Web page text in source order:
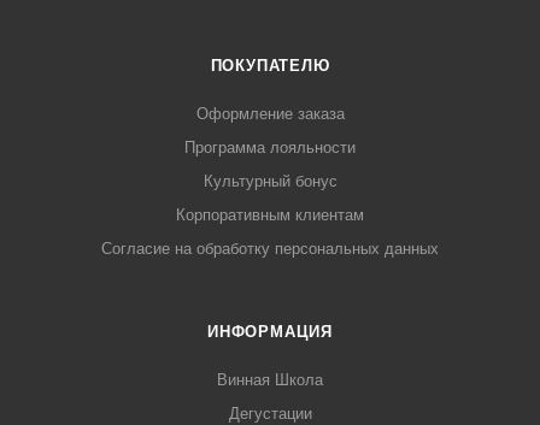
ПОКУПАТЕЛЮ
Оформление заказа
Программа лояльности
Культурный бонус
Корпоративным клиентам
Согласие на обработку персональных данных
ИНФОРМАЦИЯ
Винная Школа
Дегустации